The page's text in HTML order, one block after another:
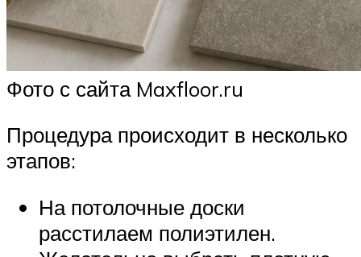
Фото с сайта Maxfloor.ru
Процедура происходит в несколько
этапов:
На потолочные доски
расстилаем полиэтилен.